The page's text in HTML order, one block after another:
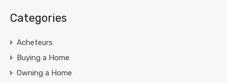
Categories
Acheteurs
Buying a Home
Owning a Home